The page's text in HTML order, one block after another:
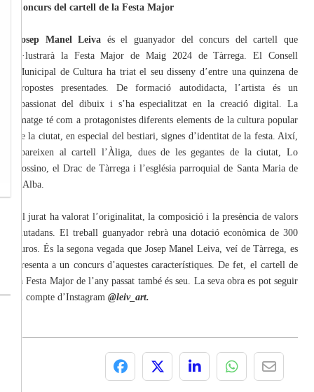
Concurs del cartell de la Festa Major
Josep Manel Leiva és el guanyador del concurs del cartell que
il·lustrarà la Festa Major de Maig 2024 de Tàrrega. El Consell
Municipal de Cultura ha triat el seu disseny d’entre una quinzena de
propostes presentades. De formació autodidacta, l’artista és un
apassionat del dibuix i s’ha especialitzat en la creació digital. La
imatge té com a protagonistes diferents elements de la cultura popular
de la ciutat, en especial del bestiari, signes d’identitat de la festa. Així,
apareixen al cartell l’Àliga, dues de les gegantes de la ciutat, Lo
Tossino, el Drac de Tàrrega i l’església parroquial de Santa Maria de
l’Alba.
El jurat ha valorat l’originalitat, la composició i la presència de valors
ciutadans. El treball guanyador rebrà una dotació econòmica de 300
euros. És la segona vegada que Josep Manel Leiva, veí de Tàrrega, es
presenta a un concurs d’aquestes característiques. De fet, el cartell de
la Festa Major de l’any passat també és seu. La seva obra es pot seguir
al compte d’Instagram @leiv_art.